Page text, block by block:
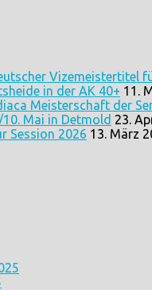
Vizemeistertitel
in der AK 40+ 11.
Meisterschaft der
Mai in Detmold 23.
Session 2026 13. März